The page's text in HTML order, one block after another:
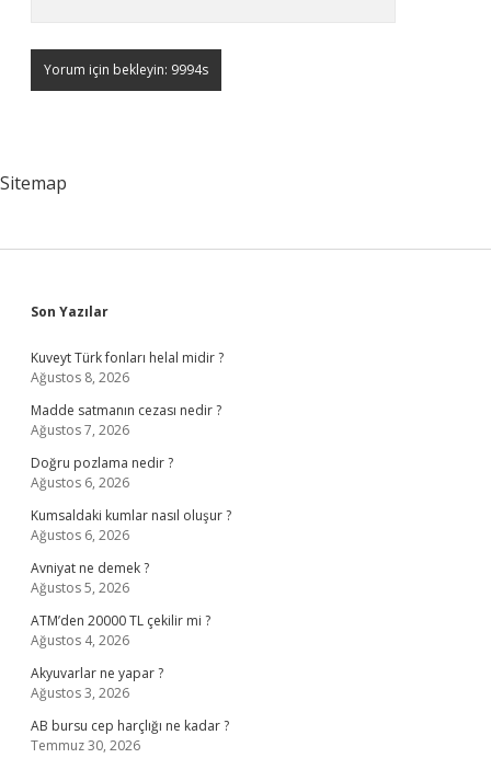
Sitemap
Sidebar
Son Yazılar
Kuveyt Türk fonları helal midir ?
Ağustos 8, 2026
Madde satmanın cezası nedir ?
Ağustos 7, 2026
Doğru pozlama nedir ?
Ağustos 6, 2026
Kumsaldaki kumlar nasıl oluşur ?
Ağustos 6, 2026
Avniyat ne demek ?
Ağustos 5, 2026
ATM’den 20000 TL çekilir mi ?
Ağustos 4, 2026
Akyuvarlar ne yapar ?
Ağustos 3, 2026
AB bursu cep harçlığı ne kadar ?
Temmuz 30, 2026